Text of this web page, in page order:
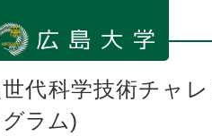
代科学技術チャ
グラム)